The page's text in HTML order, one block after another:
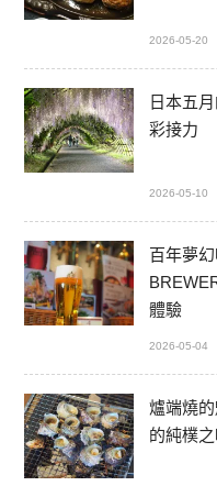
2026-05-20
日本五
彩接力
2026-05-10
百年夢
體驗
2026-05-04
爐端燒
的純樸